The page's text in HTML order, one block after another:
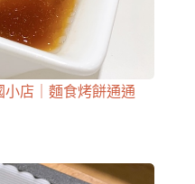
店｜麵食烤餅通通